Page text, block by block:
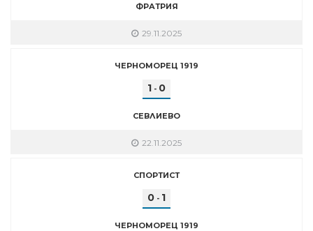
ФРАТРИЯ
29.11.2025
ЧЕРНОМОРЕЦ 1919
1 - 0
СЕВЛИЕВО
22.11.2025
СПОРТИСТ
0 - 1
ЧЕРНОМОРЕЦ 1919